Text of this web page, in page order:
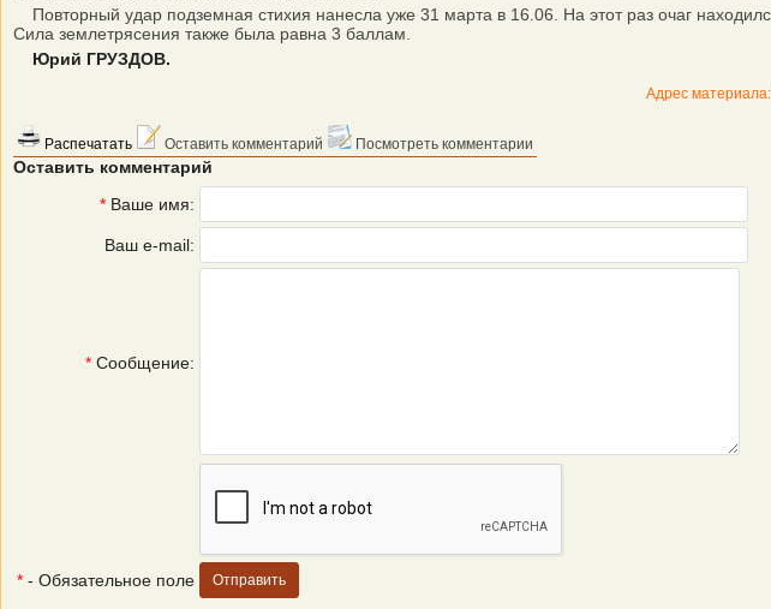
Повторный удар подземная стихия нанесла уже 31 марта в 16.06. На этот раз очаг
Сила землетрясения также была равна 3 баллам.
Юрий ГРУЗДОВ.
Адрес
Распечатать Оставить комментарий Посмотреть комментарии
Оставить комментарий
* Ваше имя:
Ваш e-mail:
* Сообщение:
* - Обязательное поле